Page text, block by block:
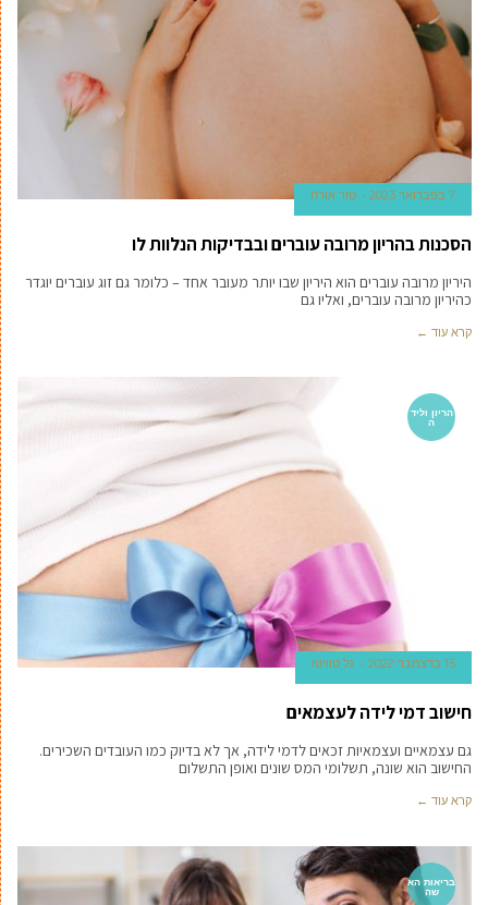
7 בפברואר 2023 טור אורח
הסכנות בהריון מרובה עוברים ובבדיקות הנלוות לו
היריון מרובה עוברים הוא היריון שבו יותר מעובר אחד – כלומר גם זוג עוברים יוגדר
כהיריון מרובה עוברים, ואליו גם
קרא עוד ←
הריון וליד
ה
15 בדצמבר 2022 גל טוויטו
חישוב דמי לידה לעצמאים
גם עצמאיים ועצמאיות זכאים לדמי לידה, אך לא בדיוק כמו העובדים השכירים.
החישוב הוא שונה, תשלומי המס שונים ואופן התשלום
קרא עוד ←
בריאות הא
שה